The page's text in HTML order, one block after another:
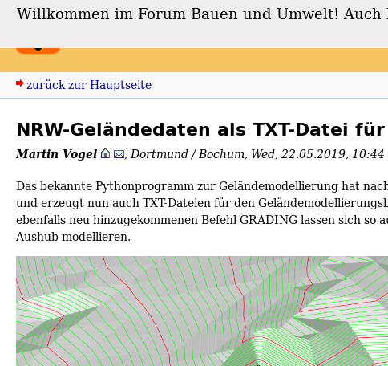
Forum Bauen und Umwelt
zurück zur Hauptseite
NRW-Geländedaten als TXT-Datei
Martin Vogel ,Dortmund / Bochum, Wed, 22.05.2019, 10:44
Das bekannte Pythonprogramm zur Geländemodellierung hat
und erzeugt nun auch TXT-Dateien für den
ebenfalls neu hinzugekommenen Befehl GRADING lassen sich
Aushub modellieren.
Willkommen im Forum Bauen und Umwelt!